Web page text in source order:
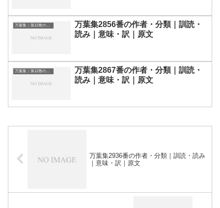
万葉集｜第12巻の和歌一覧
万葉集2856番の作者・分類｜訓読・
読み｜意味・訳｜原文
万葉集｜第12巻の和歌一覧
万葉集2867番の作者・分類｜訓読・
読み｜意味・訳｜原文
万葉集2936番の作者・分類｜訓読・読み
｜意味・訳｜原文